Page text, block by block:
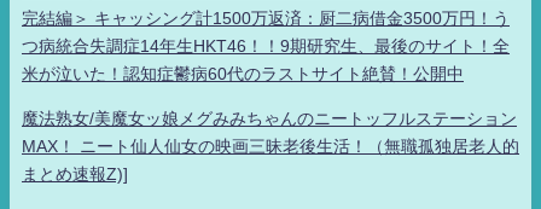
完結編＞ キャッシング計1500万返済：厨二病借金3500万円！う
つ病統合失調症14年生HKT46！！9期研究生、最後のサイト！全
米が泣いた！認知症鬱病60代のラストサイト絶賛！公開中
魔法熟女/美魔女ッ娘メグみみちゃんのニートッフルステーション
MAX！ ニート仙人仙女の映画三昧老後生活！（無職孤独居老人的
まとめ速報Z)]